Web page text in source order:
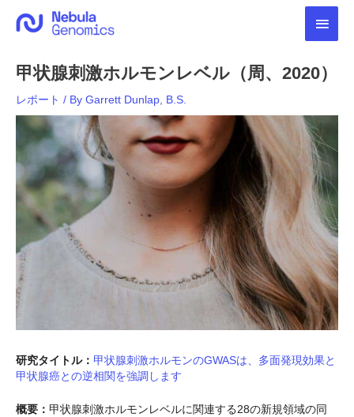
メ
ン
ニ
ュ
ー
甲状腺刺激ホルモンレベル（周、2020）
レポート / By Garrett Dunlap, B.S.
研究タイトル： 甲状腺刺激ホルモンのGWASは、多面発現効果と
甲状腺癌との逆相関を強調します
概要： 甲状腺刺激ホルモンレベルに関連する28の新規領域の同